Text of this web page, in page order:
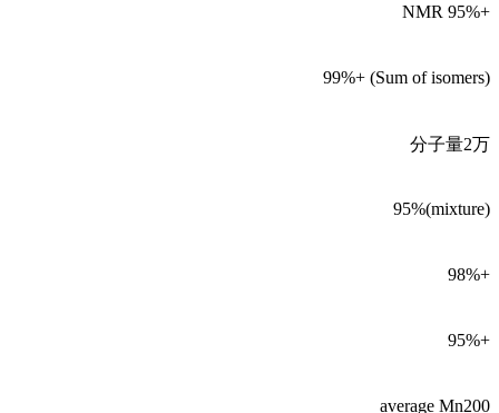
NMR 95%+
99%+ (Sum of isomers)
分子量2万
95%(mixture)
98%+
95%+
average Mn200